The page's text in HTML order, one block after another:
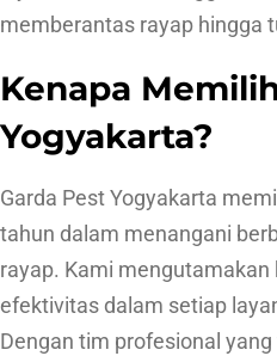
memberantas rayap hingga
Kenapa
Yogyakarta?
Garda Pest Yogyakarta
tahun dalam menangani
rayap. Kami mengutamakan
efektivitas dalam setiap
Dengan tim profesional